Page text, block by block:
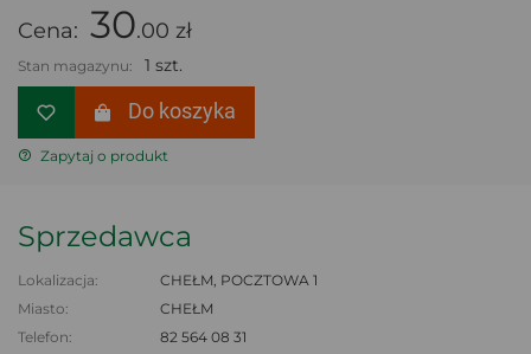
Cena: 30.00 zł
Stan magazynu: 1 szt.
Do koszyka
Zapytaj o produkt
Sprzedawca
Lokalizacja:
CHEŁM, POCZTOWA 1
Miasto:
CHEŁM
Telefon:
82 564 08 31